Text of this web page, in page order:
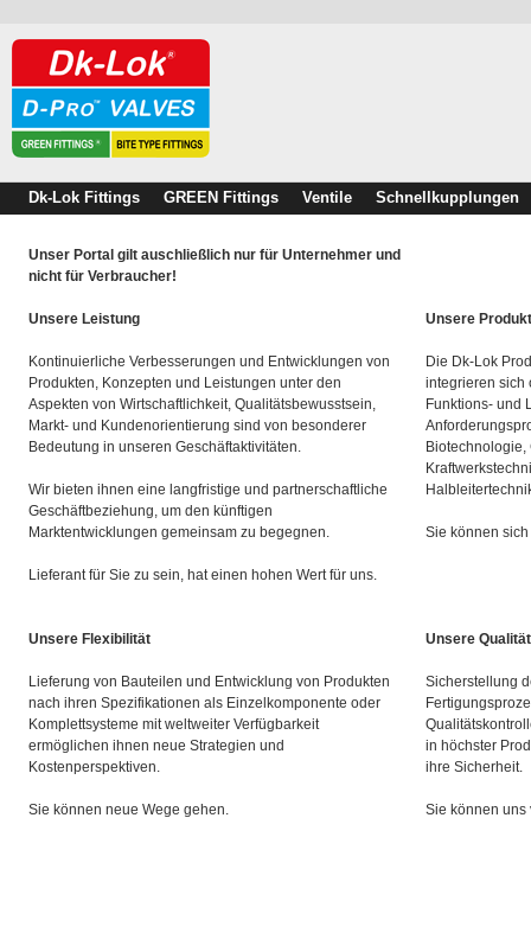
Dk-Lok Fittings GREEN Fittings Ventile Schnellkupplungen
Unser Portal gilt auschließlich nur für Unternehmer und
nicht für Verbraucher!
Unsere Leistung
Kontinuierliche Verbesserungen und Entwicklungen von
Produkten, Konzepten und Leistungen unter den
Aspekten von Wirtschaftlichkeit, Qualitätsbewusstsein,
Markt- und Kundenorientierung sind von besonderer
Bedeutung in unseren Geschäftaktivitäten.
Wir bieten ihnen eine langfristige und partnerschaftliche
Geschäftbeziehung, um den künftigen
Marktentwicklungen gemeinsam zu begegnen.
Lieferant für Sie zu sein, hat einen hohen Wert für uns.
Unsere
Die Dk-Lok
integrieren sich
Funktions- und
Sie können
Unsere Flexibilität
Lieferung von Bauteilen und Entwicklung von Produkten
nach ihren Spezifikationen als Einzelkomponente oder
Komplettsysteme mit weltweiter Verfügbarkeit
ermöglichen ihnen neue Strategien und
Kostenperspektiven.
Sie können neue Wege gehen.
Unsere Qualität
Sicherstellung
in höchster
ihre Sicherheit.
Sie können uns